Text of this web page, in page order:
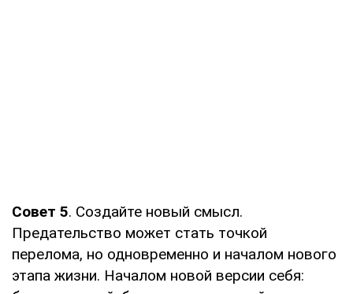
Совет 5. Создайте новый смысл.
Предательство может стать точкой
перелома, но одновременно и началом нового
этапа жизни. Началом новой версии себя: